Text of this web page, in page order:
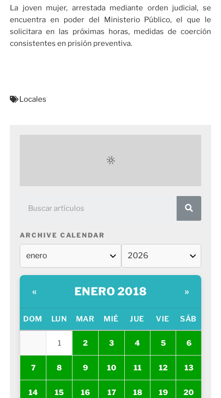
La joven mujer, arrestada mediante orden judicial, se
encuentra en poder del Ministerio Público, el que le
solicitara en las próximas horas, medidas de coerción
consistentes en prisión preventiva.
Locales
ARCHIVE CALENDAR
« ENERO 2018 »
DOM LUN MAR MIÉ JUE VIE SÁB
1 2 3 4 5 6
7 8 9 10 11 12 13
14 15 16 17 18 19 20